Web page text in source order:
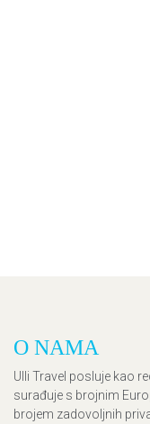
O NAMA
Ulli Travel posluje kao
surađuje s brojnim
brojem zadovoljnih